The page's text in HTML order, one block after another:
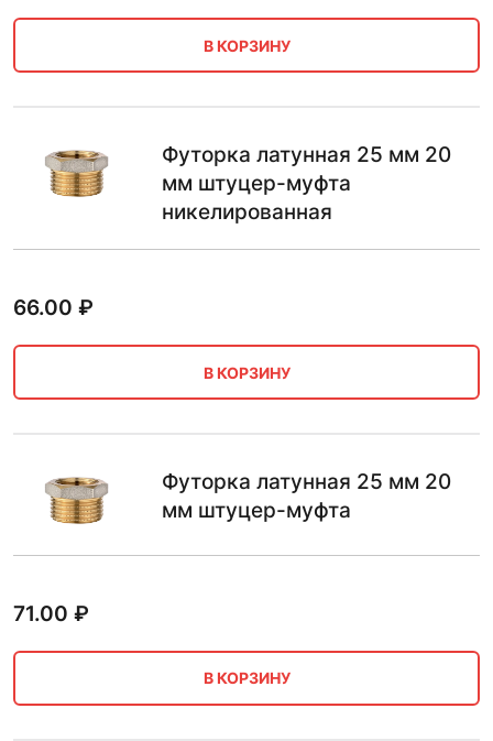
В КОРЗИНУ
Футорка латунная 25 мм 20
мм штуцер-муфта
никелированная
66.00 ₽
В КОРЗИНУ
Футорка латунная 25 мм 20
мм штуцер-муфта
71.00 ₽
В КОРЗИНУ